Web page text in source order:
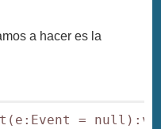
a hacer es la
=